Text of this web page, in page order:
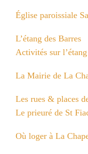
Église paroissiale
L’étang des Barres
Activités sur
La Mairie de La
Les rues & places
Le prieuré de St
Où loger à La